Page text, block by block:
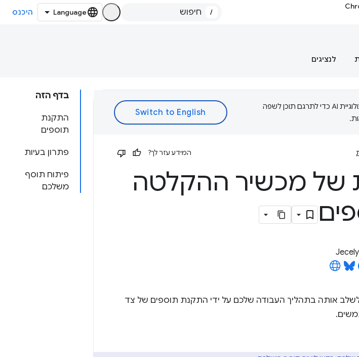
/ היכנס
לנציגים
בדף הזה
התקנת
תוספים
פתרון בעיות
פיתוח תוסף
משלכם
‫Google משתמשת בטכנולוגיית AI כדי לתרגם תוכן לשפה
המידע עזר לך?
של מכשיר ההקלטה
אותה בתהליך העבודה שלכם על ידי התקנת תוספים של צד